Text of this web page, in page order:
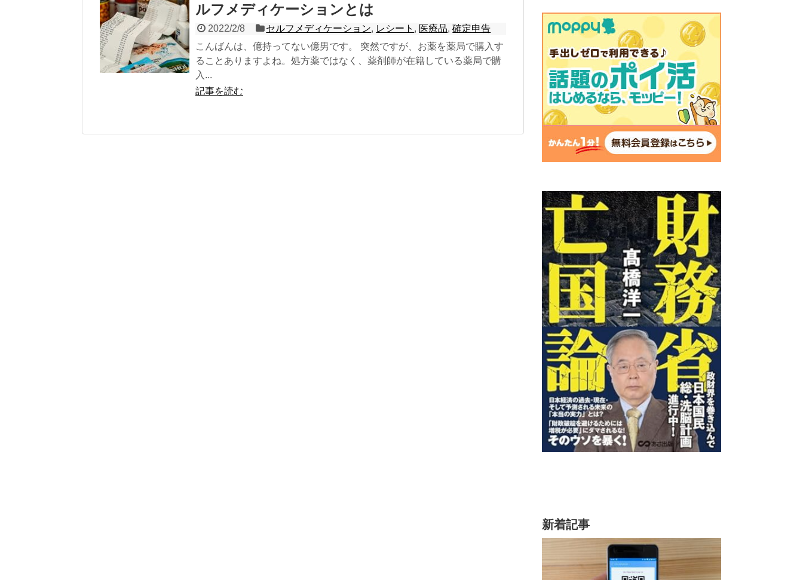
ルフメディケーションとは
2022/2/8 セルフメディケーション, レシート , 医療品,確定申告
こんばんは、億持ってない億男です。 突然ですが、お薬を薬局で購入す
ることありますよね。処方薬ではなく、薬剤師が在籍している薬局で購
入...
記事を読む
新着記事